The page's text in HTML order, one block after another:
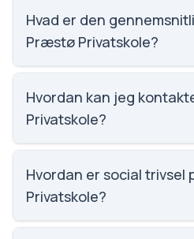
nummer 1228 ud af 3143
Hvad er den
Præstø Privatskole?
Karaktergennemsnittet på
8.3, nummer 225 ud af 3143
Hvordan kan jeg
Privatskole?
Email: kontor@prps.dk.
Præstø Privatskole
Skoleleder: Henrik Kjøller.
Hvordan er social trivsel
Privatskole?
Vi har ikke data om social